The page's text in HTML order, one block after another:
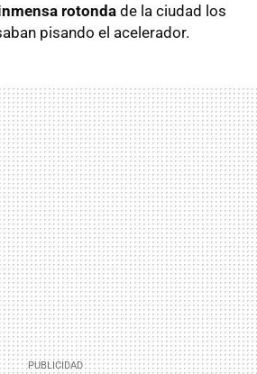
rotondade la ciudad los
pisando el acelerador.